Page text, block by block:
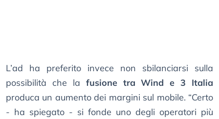
L’ad ha preferito invece non sbilanciarsi sulla
possibilità che la fusione tra Wind e 3 Italia
produca un aumento dei margini sul mobile. “Certo
- ha spiegato - si fonde uno degli operatori più